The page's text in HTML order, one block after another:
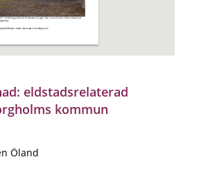
eldstadsrelaterad
kommun
Öland